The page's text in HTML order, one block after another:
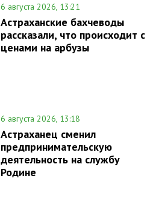
6 августа 2026, 13:21
Астраханские бахчеводы
рассказали, что происходит с
ценами на арбузы
6 августа 2026, 13:18
Астраханец сменил
предпринимательскую
деятельность на службу
Родине